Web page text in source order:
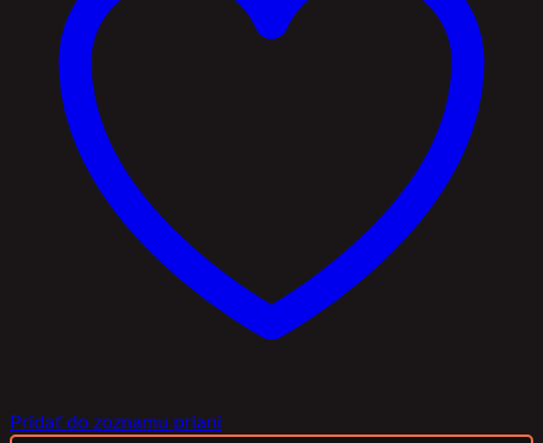
Pridať do zoznamu prianí